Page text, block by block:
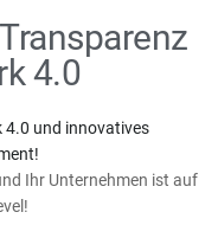
4.0
und innovatives
Ihr Unternehmen ist auf